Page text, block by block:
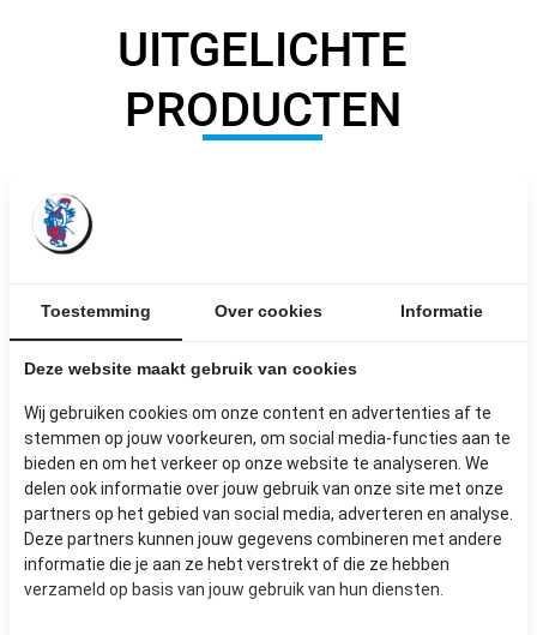
UITGELICHTE
PRODUCTEN
Toestemming Over cookies Informatie
Deze website maakt gebruik van cookies
Wij gebruiken cookies om onze content en advertenties af te
stemmen op jouw voorkeuren, om social media-functies aan te
bieden en om het verkeer op onze website te analyseren. We
delen ook informatie over jouw gebruik van onze site met onze
partners op het gebied van social media, adverteren en analyse.
Deze partners kunnen jouw gegevens combineren met andere
informatie die je aan ze hebt verstrekt of die ze hebben
verzameld op basis van jouw gebruik van hun diensten.